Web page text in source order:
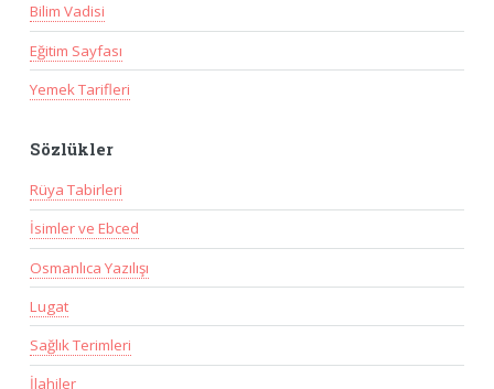
Bilim Vadisi
Eğitim Sayfası
Yemek Tarifleri
Sözlükler
Rüya Tabirleri
İsimler ve Ebced
Osmanlıca Yazılışı
Lugat
Sağlık Terimleri
İlahiler